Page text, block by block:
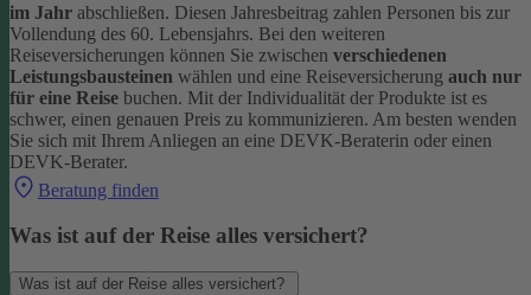
im Jahr abschließen. Diesen Jahresbeitrag zahlen Personen bis zur
Vollendung des 60. Lebensjahrs. Bei den weiteren
Reiseversicherungen können Sie zwischen verschiedenen
Leistungsbausteinen wählen und eine Reiseversicherung auch nur
für eine Reise buchen. Mit der Individualität der Produkte ist es
schwer, einen genauen Preis zu kommunizieren. Am besten wenden
Sie sich mit Ihrem Anliegen an eine DEVK-Beraterin oder einen
DEVK-Berater.
Beratung finden
Was ist auf der Reise alles versichert?
Was ist auf der Reise alles versichert?